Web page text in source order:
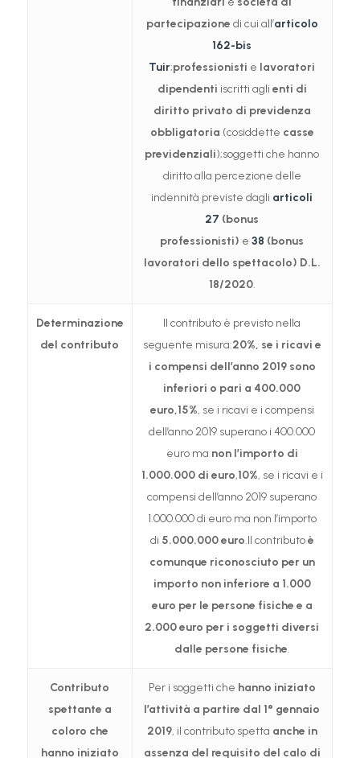
partecipazione di cui all’articolo
162-bis
Tuir;professionisti e lavoratori
dipendenti iscritti agli enti di
diritto privato di previdenza
obbligatoria (cosiddette casse
previdenziali);soggetti che hanno
diritto alla percezione delle
indennità previste dagli articoli
27 (bonus
professionisti) e38 (bonus
lavoratori dello spettacolo) D.L.
18/2020.
Determinazione
del contributo
Il contributo è previsto nella
seguente misura:20%, se i ricavi e
i compensi dell’anno 2019 sono
inferiori o pari a 400.000
euro,15%, se i ricavi e i compensi
dell’anno 2019 superano i 400.000
euro ma non l’importo di
1.000.000 di euro,10%, se i ricavi e i
compensi dell’anno 2019 superano
1.000.000 di euro ma non l’importo
di 5.000.000 euro.Il contributoè
comunque riconosciuto per un
importo non inferiore a 1.000
euro per le persone fisiche e a
2.000 euro per i soggetti diversi
dalle persone fisiche.
Contributo
spettante a
coloro che
hanno iniziato
Per i soggetti che hanno iniziato
l’attività a partire dal 1° gennaio
2019, il contributo spetta anche in
assenza del requisito del calo di